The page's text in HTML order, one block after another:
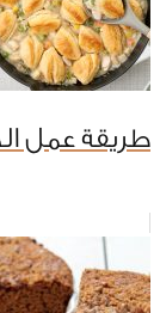
طريقة عمل